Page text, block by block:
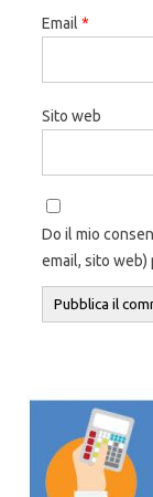
Email *
Sito web
Do il mio
email, sito web)